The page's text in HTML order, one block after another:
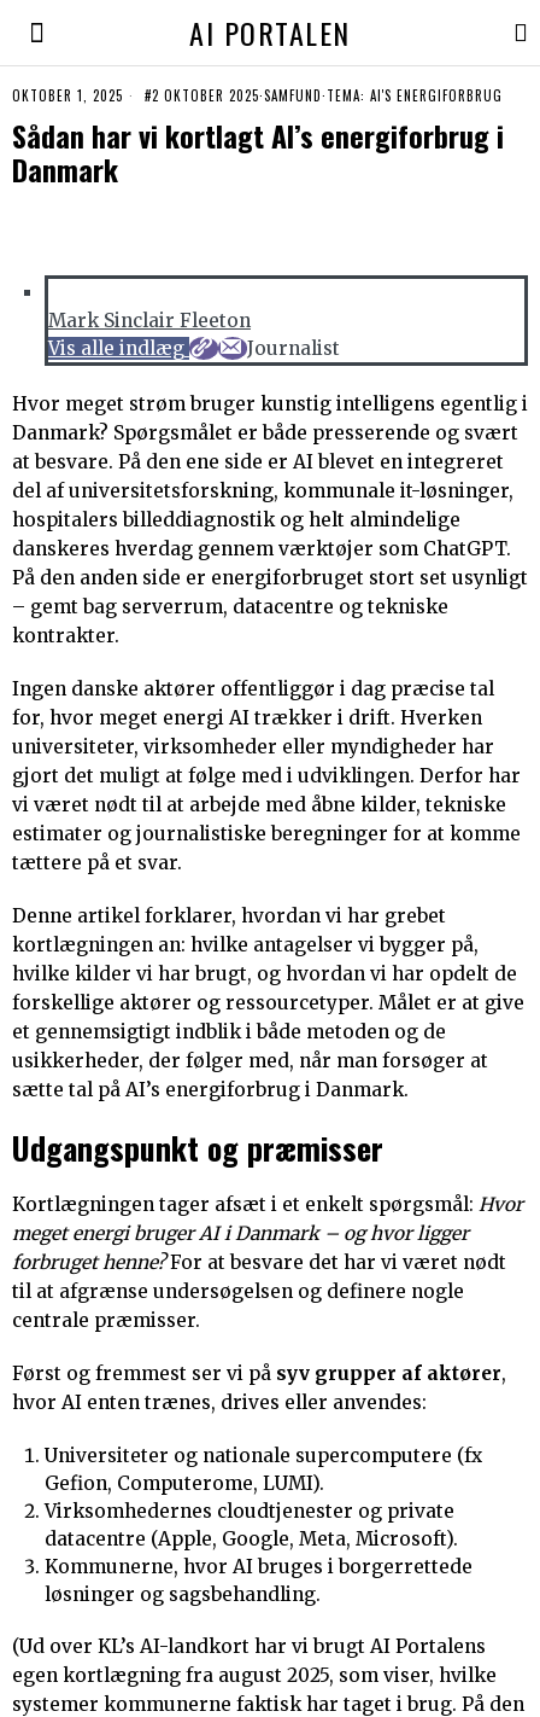
AI PORTALEN
OKTOBER 1, 2025 #2 OKTOBER 2025·SAMFUND·TEMA: AI'S ENERGIFORBRUG
Sådan har vi kortlagt AI’s energiforbrug i
Danmark
Mark Sinclair Fleeton
Vis alle indlæg
Journalist
Hvor meget strøm bruger kunstig intelligens egentlig i
Danmark? Spørgsmålet er både presserende og svært
at besvare. På den ene side er AI blevet en integreret
del af universitetsforskning, kommunale it-løsninger,
hospitalers billeddiagnostik og helt almindelige
danskeres hverdag gennem værktøjer som ChatGPT.
På den anden side er energiforbruget stort set usynligt
– gemt bag serverrum, datacentre og tekniske
kontrakter.
Ingen danske aktører offentliggør i dag præcise tal
for, hvor meget energi AI trækker i drift. Hverken
universiteter, virksomheder eller myndigheder har
gjort det muligt at følge med i udviklingen. Derfor har
vi været nødt til at arbejde med åbne kilder, tekniske
estimater og journalistiske beregninger for at komme
tættere på et svar.
Denne artikel forklarer, hvordan vi har grebet
kortlægningen an: hvilke antagelser vi bygger på,
hvilke kilder vi har brugt, og hvordan vi har opdelt de
forskellige aktører og ressourcetyper. Målet er at give
et gennemsigtigt indblik i både metoden og de
usikkerheder, der følger med, når man forsøger at
sætte tal på AI’s energiforbrug i Danmark.
Udgangspunkt og præmisser
Kortlægningen tager afsæt i et enkelt spørgsmål: Hvor
meget energi bruger AI i Danmark – og hvor ligger
forbruget henne?For at besvare det har vi været nødt
til at afgrænse undersøgelsen og definere nogle
centrale præmisser.
Først og fremmest ser vi på syv grupper af aktører,
hvor AI enten trænes, drives eller anvendes:
Universiteter og nationale supercomputere (fx
Gefion, Computerome, LUMI).
Virksomhedernes cloudtjenester og private
datacentre (Apple, Google, Meta, Microsoft).
Kommunerne, hvor AI bruges i borgerrettede
løsninger og sagsbehandling.
(Ud over KL’s AI-landkort har vi brugt AI Portalens
egen kortlægning fra august 2025, som viser, hvilke
systemer kommunerne faktisk har taget i brug. På den